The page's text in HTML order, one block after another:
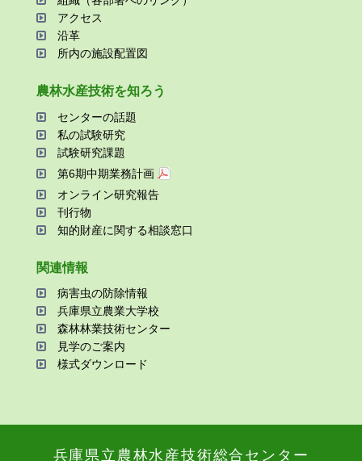
アクセス
沿⾰
所内の施設配置図
農林⽔産技術を知ろう
センターの話題
私の試験研究
試験研究課題
第6期中期業務計画
オンライン研究報告
刊⾏物
知的財産に関する相談窓⼝
関連情報
病害⾍の防除情報
兵庫県⽴農業⼤学校
森林林業技術センター
⾒学のご案内
様式ダウンロード
兵庫県⽴農林⽔産技術総合センター